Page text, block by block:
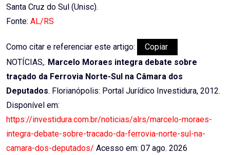
Santa Cruz do Sul (Unisc).
Fonte: AL/RS
Como citar e referenciar este artigo:
Copiar
NOTÍCIAS,. Marcelo Moraes integra debate sobre
traçado da Ferrovia Norte-Sul na Câmara dos
Deputados. Florianópolis: Portal Jurídico Investidura, 2012.
Disponível em:
https://investidura.com.br/noticias/alrs/marcelo-moraes-
integra-debate-sobre-tracado-da-ferrovia-norte-sul-na-
camara-dos-deputados/ Acesso em: 07 ago. 2026